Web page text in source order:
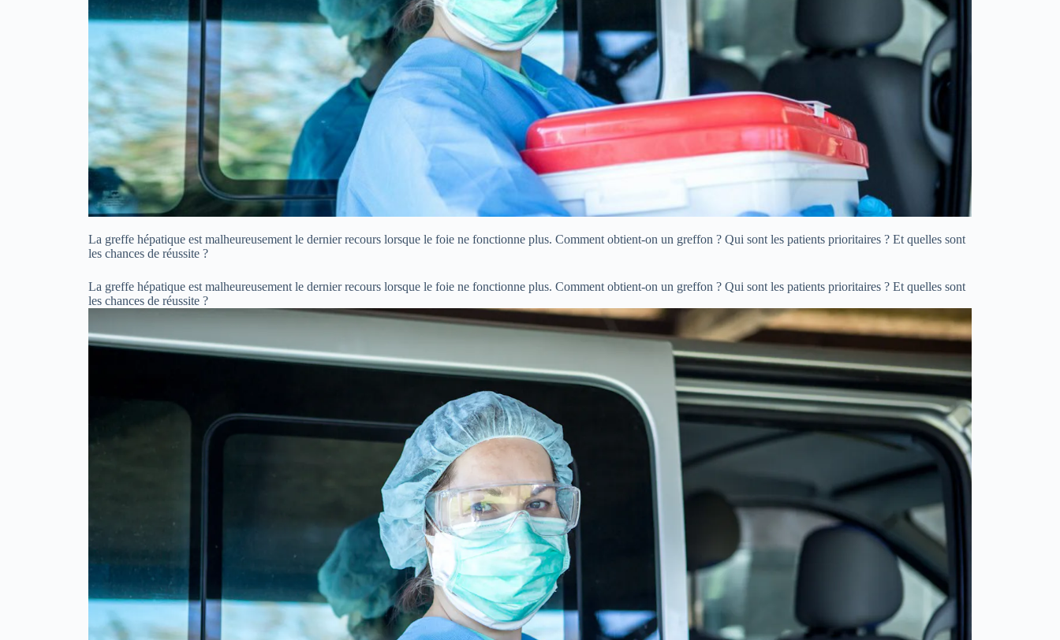
La greffe hépatique est malheureusement le dernier recours lorsque le foie ne fonctionne plus. Comment obtient-on un greffon ? Qui sont les patients prioritaires ? Et quelles sont
les chances de réussite ?
La greffe hépatique est malheureusement le dernier recours lorsque le foie ne fonctionne plus. Comment obtient-on un greffon ? Qui sont les patients prioritaires ? Et quelles sont
les chances de réussite ?